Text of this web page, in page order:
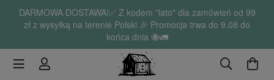
DARMOWA DOSTAWA!✅ Z kodem "lato" dla zamówień od 99
zł z wysyłką na terenie Polski 🎉 Promocja trwa do 9.08 do
końca dnia 🐝🚛